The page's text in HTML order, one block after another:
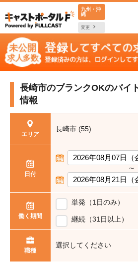
九州・沖
縄
変更
長崎市のブランクOKのバイ
情報
エリア
長崎市 (55)
日付
〜
働く期間
単発（1日のみ）
継続（31日以上）
職種
選択してください